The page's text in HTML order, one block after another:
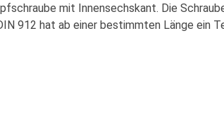
mit Innensechskant. Die
912 hat ab einer bestimmten Länge ein